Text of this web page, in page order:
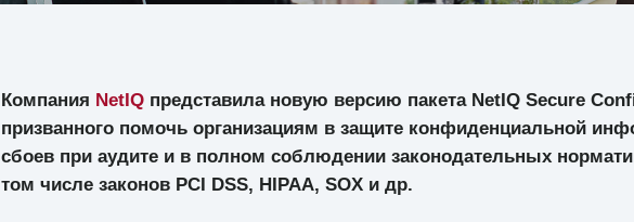
Компания NetIQпредставила новую версию пакета NetIQ Secure
призванного помочь организациям в защите конфиденциальной
сбоев при аудите и в полном соблюдении законодательных
том числе законов PCI DSS, HIPAA, SOX и др.